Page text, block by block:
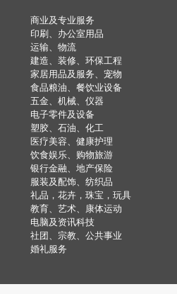
商业及专业服务
印刷、办公室用品
运输、物流
建造、装修、环保工程
家居用品及服务、宠物
食品粮油、餐饮业设备
五金、机械、仪器
电子零件及设备
塑胶、石油、化工
医疗美容、健康护理
饮食娱乐、购物旅游
银行金融、地产保险
服装及配饰、纺织品
礼品，花卉，珠宝，玩具
教育、艺术、康体运动
电脑及资讯科技
社团、宗教、公共事业
婚礼服务